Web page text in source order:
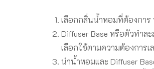
เลือกกลิ่นน้ำหอมที่ต้องการ
Diffuser Base หรือตัวทำ
เลือกใช้ตามความต้องการเ
นำน้ำหอมและ Diffuser